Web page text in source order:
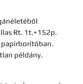
Rt. 1t.+152p.
példány.